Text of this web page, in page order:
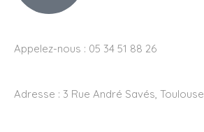
Appelez-nous : 05 34 51 88 26
Adresse : 3 Rue André Savés, Toulouse